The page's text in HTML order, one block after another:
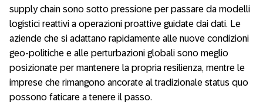
supply chain sono sotto pressione per passare da modelli
logistici reattivi a operazioni proattive guidate dai dati. Le
aziende che si adattano rapidamente alle nuove condizioni
geo-politiche e alle perturbazioni globali sono meglio
posizionate per mantenere la propria resilienza, mentre le
imprese che rimangono ancorate al tradizionale status quo
possono faticare a tenere il passo.